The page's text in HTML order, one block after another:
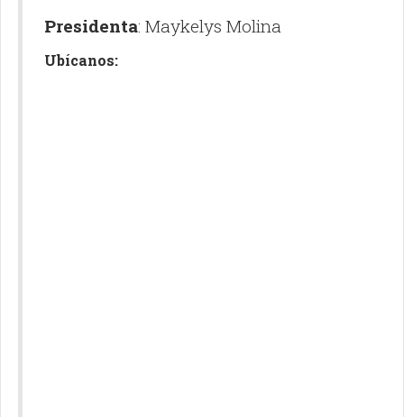
Presidenta: Maykelys Molina
Ubícanos: